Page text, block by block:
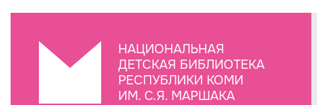
НАЦИОНАЛЬНАЯ
ДЕТСКАЯ БИБЛИОТЕКА
РЕСПУБЛИКИ КОМИ
ИМ. С.Я. МАРШАКА